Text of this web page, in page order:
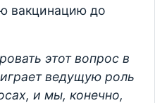
вакцинацию до
этот вопрос в
ведущую роль
и мы, конечно,